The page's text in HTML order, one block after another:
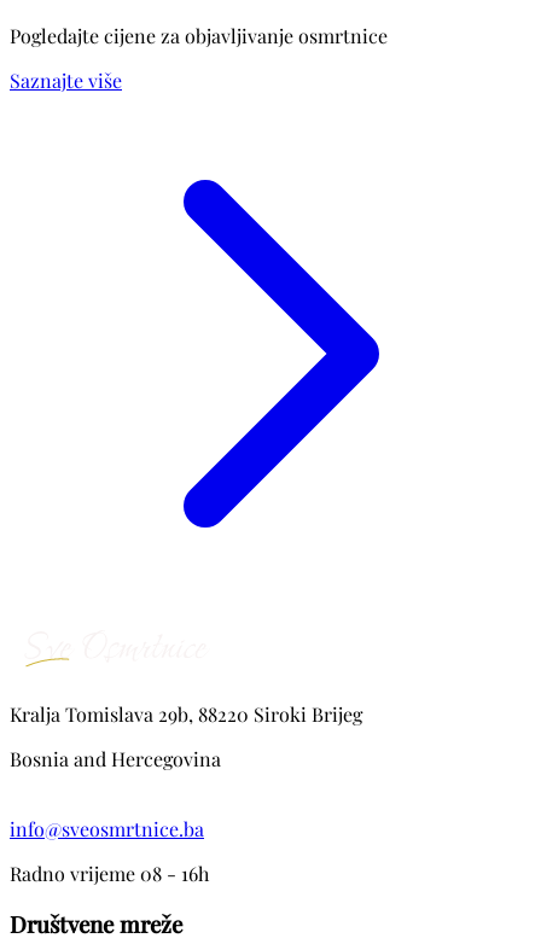
Pogledajte cijene za objavljivanje osmrtnice
Saznajte više
Kralja Tomislava 29b, 88220 Siroki Brijeg
Bosnia and Hercegovina
info@sveosmrtnice.ba
Radno vrijeme 08 - 16h
Društvene mreže